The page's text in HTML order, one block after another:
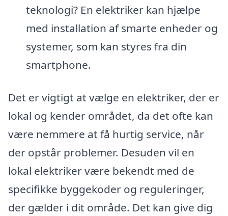
teknologi? En elektriker kan hjælpe
med installation af smarte enheder og
systemer, som kan styres fra din
smartphone.
Det er vigtigt at vælge en elektriker, der er
lokal og kender området, da det ofte kan
være nemmere at få hurtig service, når
der opstår problemer. Desuden vil en
lokal elektriker være bekendt med de
specifikke byggekoder og reguleringer,
der gælder i dit område. Det kan give dig